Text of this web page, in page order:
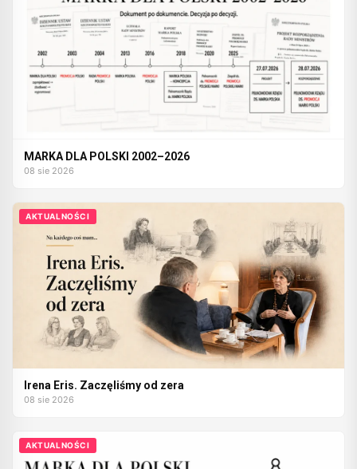
MARKA DLA POLSKI 2002–2026
08 sie 2026
AKTUALNOŚCI
Irena Eris. Zaczęliśmy od zera
08 sie 2026
AKTUALNOŚCI